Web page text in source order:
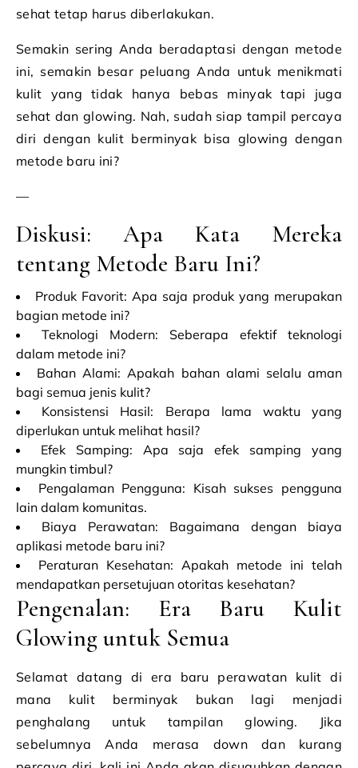
sehat tetap harus diberlakukan.
Semakin sering Anda beradaptasi dengan metode
ini, semakin besar peluang Anda untuk menikmati
kulit yang tidak hanya bebas minyak tapi juga
sehat dan glowing. Nah, sudah siap tampil percaya
diri dengan kulit berminyak bisa glowing dengan
metode baru ini?
—
Diskusi: Apa Kata Mereka
tentang Metode Baru Ini?
Produk Favorit: Apa saja produk yang merupakan
bagian metode ini?
Teknologi Modern: Seberapa efektif teknologi
dalam metode ini?
Bahan Alami: Apakah bahan alami selalu aman
bagi semua jenis kulit?
Konsistensi Hasil: Berapa lama waktu yang
diperlukan untuk melihat hasil?
Efek Samping: Apa saja efek samping yang
mungkin timbul?
Pengalaman Pengguna: Kisah sukses pengguna
lain dalam komunitas.
Biaya Perawatan: Bagaimana dengan biaya
aplikasi metode baru ini?
Peraturan Kesehatan: Apakah metode ini telah
mendapatkan persetujuan otoritas kesehatan?
Pengenalan: Era Baru Kulit
Glowing untuk Semua
Selamat datang di era baru perawatan kulit di
mana kulit berminyak bukan lagi menjadi
penghalang untuk tampilan glowing. Jika
sebelumnya Anda merasa down dan kurang